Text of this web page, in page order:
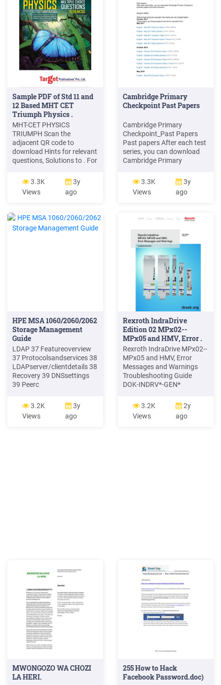
Sample PDF of Std 11 and
12 Based MHT CET
Triumph Physics .
MHT-CET PHYSICS
TRIUMPH Scan the
adjacent QR code to
download Hints for relevant
questions, Solutions to . For
2021, . As a first step to
MCQ solving, students
should start with
a momentum is gained,
complex MCQs
3.3K
Views
3y
ago
Cambridge Primary
Checkpoint Past Papers
Cambridge Primary
Checkpoint_Past Papers
Past papers After each test
series, you can download
Cambridge Primary
and mark schemes: English
(0844) Where insert texts
are copyright, the inserts
are being prepared and will
be uploaded soon. May
2017 English - May 2017
Question Paper 1(PDF)
698KB English - May 2017
3.3K
Views
3y
ago
HPE MSA 1060/2060/2062
Storage Management
Guide
LDAP 37 Featureoverview
37 Protocolsandservices 38
LDAPserver/clientdetails 38
Recovery 39 DNSsettings
39 Peerc
3.2K
Views
3y
ago
Rexroth IndraDrive
Edition 02 MPx02--
MPx05 and HMV, Error .
Rexroth IndraDrive MPx02--
MPx05 and HMV, Error
Messages and Warnings
Troubleshooting Guide
DOK-INDRV*-GEN*
3.2K
Views
2y
ago
MWONGOZO WA CHOZI
LA HERI.
255 How to Hack
Facebook Password.doc)